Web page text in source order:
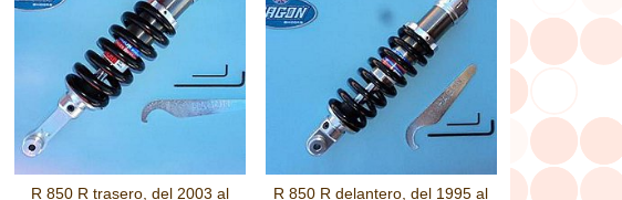
R 850 R trasero, del 2003 al
R 850 R delantero, del 1995 al